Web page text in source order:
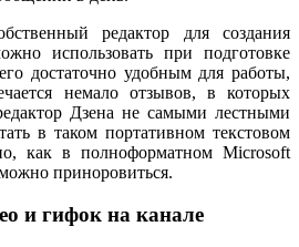
редактор для создания
использовать при подготовке
достаточно удобным для работы,
немало отзывов, в которых
Дзена не самыми лестными
в таком портативном текстовом
как в полноформатном Microsoft
приноровиться.
и гифок на канале